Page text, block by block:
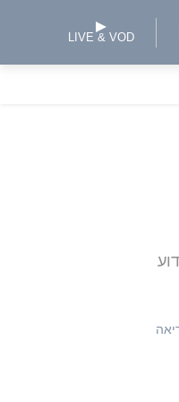
LIVE & VOD